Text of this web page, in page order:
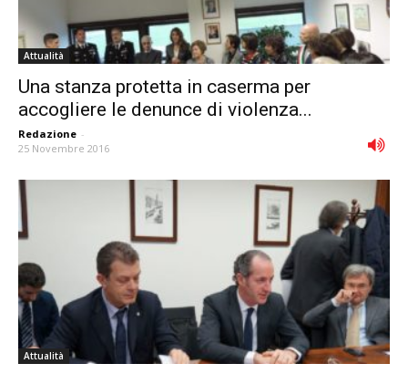
Attualità
Una stanza protetta in caserma per
accogliere le denunce di violenza...
Redazione -
25 Novembre 2016
Attualità